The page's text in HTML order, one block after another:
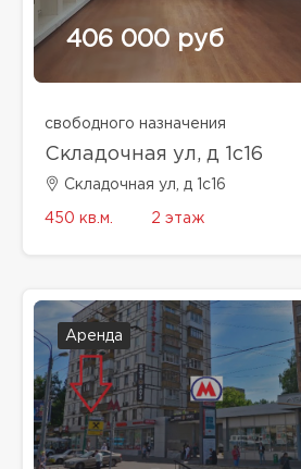
406 000 руб
свободного назначения
Складочная ул, д 1с16
Складочная ул, д 1с16
450 кв.м. 2 этаж
Аренда